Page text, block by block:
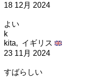
18 12月 2024
よい
k
kita, イギリス
23 11月 2024
すばらしい